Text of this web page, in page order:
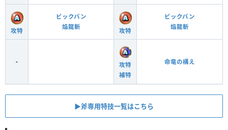
攻特
ビックバン
焔龍斬
攻特
ビックバン
焔龍斬
-
攻特
補特
命竜の構え
▶︎斧専用特技一覧はこちら